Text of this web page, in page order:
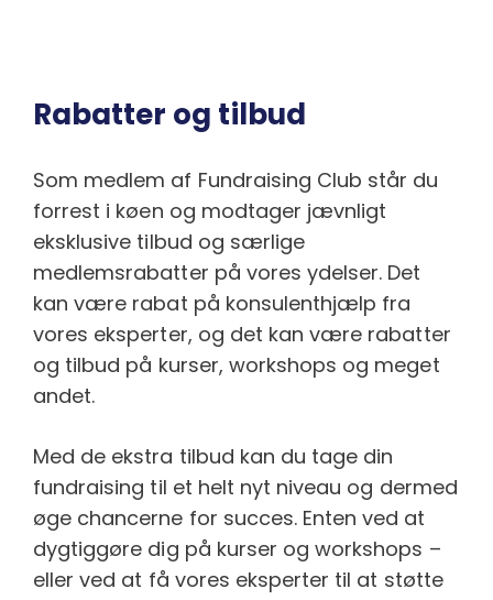
Rabatter og tilbud
Som medlem af Fundraising Club står du
forrest i køen og modtager jævnligt
eksklusive tilbud og særlige
medlemsrabatter på vores ydelser. Det
kan være rabat på konsulenthjælp fra
vores eksperter, og det kan være rabatter
og tilbud på kurser, workshops og meget
andet.
Med de ekstra tilbud kan du tage din
fundraising til et helt nyt niveau og dermed
øge chancerne for succes. Enten ved at
dygtiggøre dig på kurser og workshops –
eller ved at få vores eksperter til at støtte